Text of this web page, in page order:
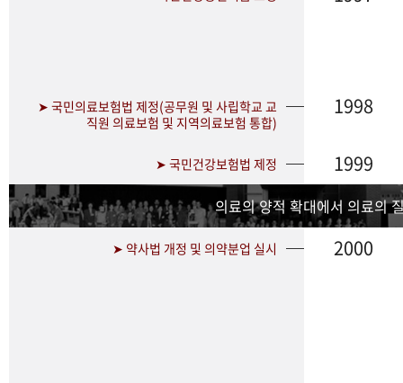
➤ 국민의료보험법 제정(공무원 및 사립학교 교
직원 의료보험 및 지역의료보험 통합)
1998
➤ 국민건강보험법 제정 1999
의료의 양적 확대에서 의료의
➤ 약사법 개정 및 의약분업 실시 2000